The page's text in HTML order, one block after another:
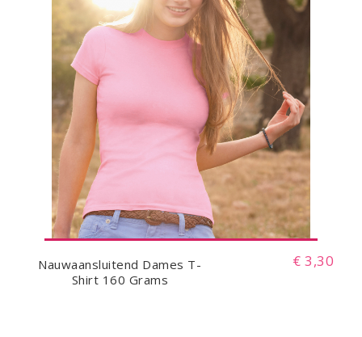
Nauwaansluitend Dames T-
Shirt 160 Grams
€ 3,30